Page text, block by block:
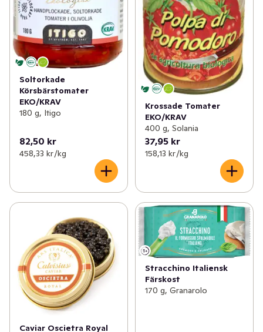
Soltorkade
Körsbärstomater
EKO/KRAV
180 g, Itigo
82,50 kr
458,33 kr /kg
Krossade Tomater
EKO/KRAV
400 g, Solania
37,95 kr
158,13 kr /kg
Caviar Oscietra Royal
Stracchino Italiensk
Färskost
170 g, Granarolo